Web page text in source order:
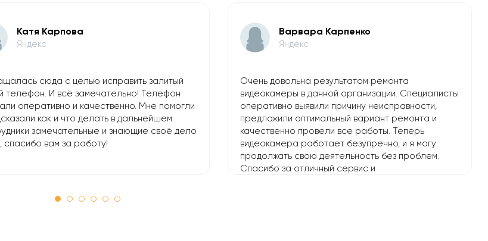
Катя Карпова
Яндекс
сюда с целью исправить залитый
телефон. И всё замечательно! Телефон
оперативно и качественно. Мне помогли
как и что делать в дальнейшем.
замечательные и знающие своё дело
спасибо вам за работу!
Варвара Карпенко
Яндекс
Очень довольна результатом ремонта
видеокамеры в данной организации. Специалисты
оперативно выявили причину неисправности,
предложили оптимальный вариант ремонта и
качественно провели все работы. Теперь
видеокамера работает безупречно, и я могу
продолжать свою деятельность без проблем.
Спасибо за отличный сервис и